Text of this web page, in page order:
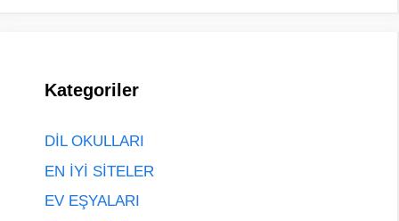
Kategoriler
DİL OKULLARI
EN İYİ SİTELER
EV EŞYALARI